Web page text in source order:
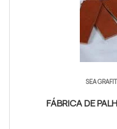
SEA
FÁBRICA DE